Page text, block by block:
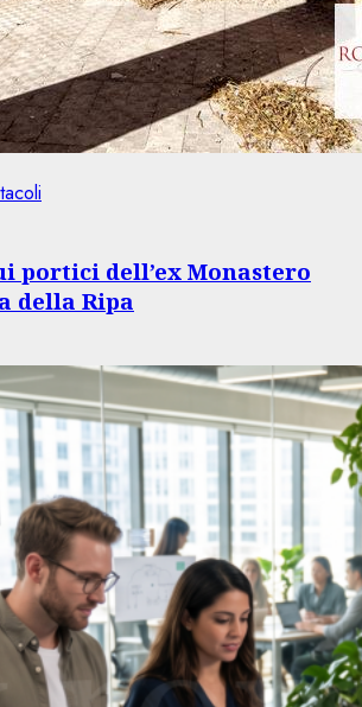
portici dell’ex Monastero
della Ripa